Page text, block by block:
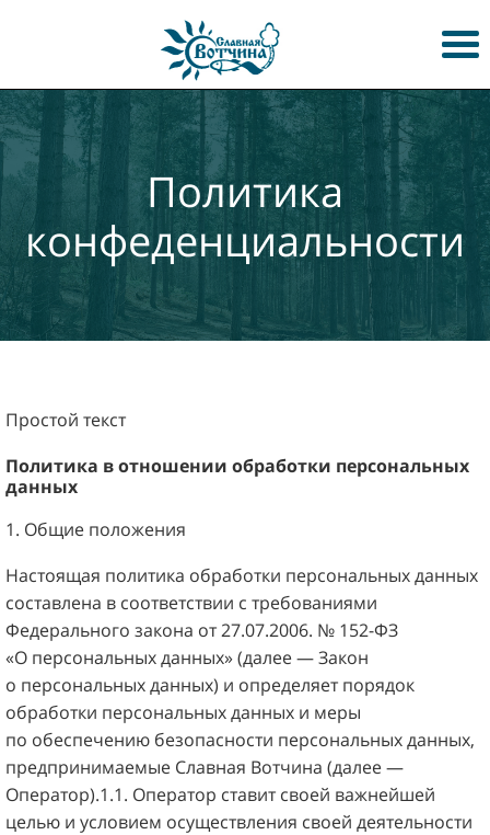
Политика
конфеденциальности
Простой текст
Политика в отношении обработки персональных
данных
1. Общие положения
Настоящая политика обработки персональных данных
составлена в соответствии с требованиями
Федерального закона от 27.07.2006. № 152-ФЗ
«О персональных данных» (далее — Закон
о персональных данных) и определяет порядок
обработки персональных данных и меры
по обеспечению безопасности персональных данных,
предпринимаемые Славная Вотчина (далее —
Оператор).1.1. Оператор ставит своей важнейшей
целью и условием осуществления своей деятельности